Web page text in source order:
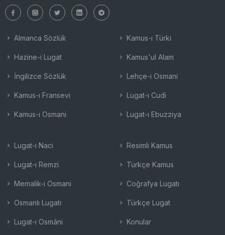
Almanca Sözlük
Hazine-i Lugat
İngilizce Sözlük
Kamus-ı Fransevi
Kamus-ı Osmani
Kamus-ı Türki
Kamus'ul Alam
Lehçe-i Osmani
Lugat-ı Cudi
Lugat-ı Ebuzziya
Lugat-ı Naci
Lugat-ı Remzi
Memalik-i Osmani
Osmanlı Lugatı
Lugat-ı Osmâni
Resimli Kamus
Türkçe Kamus
Coğrafya Lugatı
Türkçe Lugat
Konular